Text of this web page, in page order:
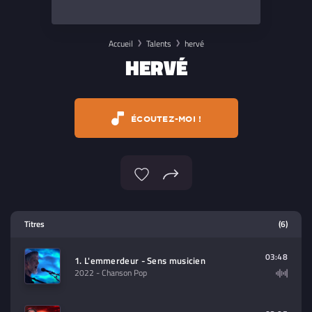
Accueil Talents hervé
HERVÉ
ÉCOUTEZ-MOI !
contenu à lire (audio/video)
Titres (6)
1. L'emmerdeur - Sens musicien
2022 - Chanson Pop
03:48